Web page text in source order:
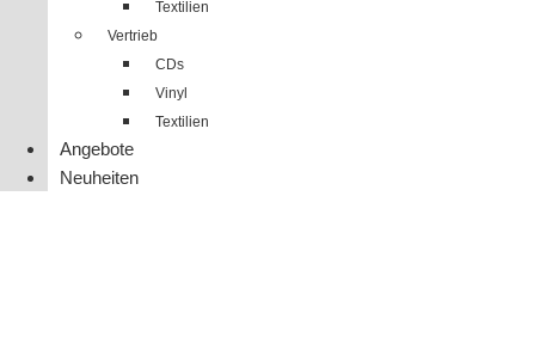
Textilien
Vertrieb
CDs
Vinyl
Textilien
Angebote
Neuheiten